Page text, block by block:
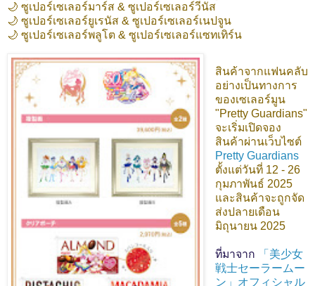
🌙 ซูเปอร์เซเลอร์มาร์ส & ซูเปอร์เซเลอร์วีนัส
🌙 ซูเปอร์เซเลอร์ยูเรนัส & ซูเปอร์เซเลอร์เนปจูน
🌙 ซูเปอร์เซเลอร์พลูโต & ซูเปอร์เซเลอร์แซทเทิร์น
สินค้าจากแฟนคลับ
อย่างเป็นทางการ
ของเซเลอร์มูน
"Pretty Guardians"
จะเริ่มเปิดจอง
สินค้าผ่านเว็บไซต์
Pretty Guardians
ตั้งแต่วันที่ 12 - 26
กุมภาพันธ์ 2025
และสินค้าจะถูกจัด
ส่งปลายเดือน
มิถุนายน 2025
ที่มาจาก
「美少女
戦士セーラームー
ン」オフィシャル